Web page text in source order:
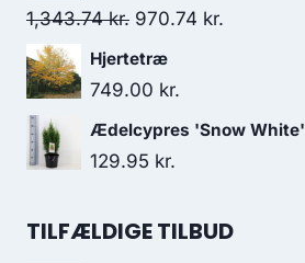
1,343.74kr. Den
oprindelige
pris
1,343.74 kr..
970.74 kr.
Hjertetræ
749.00 kr.
Ædelcypres 'Snow White'
129.95 kr.
TILFÆLDIGE TILBUD